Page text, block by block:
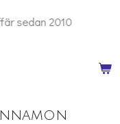
sedan 2010